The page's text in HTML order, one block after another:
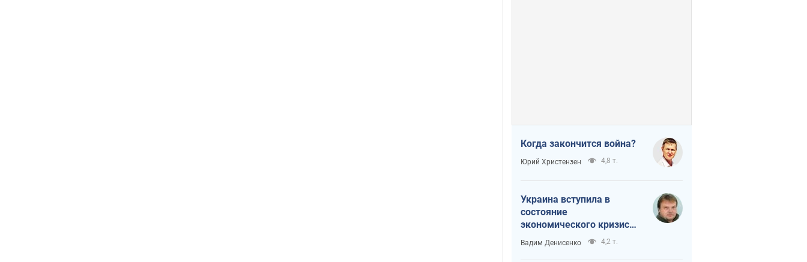
Когда закончится война?
Юрий Христензен 4,8 т.
Украина вступила в
состояние
экономического кризиса.
Есть ли свет в конце
туннеля?
Вадим Денисенко 4,2 т.